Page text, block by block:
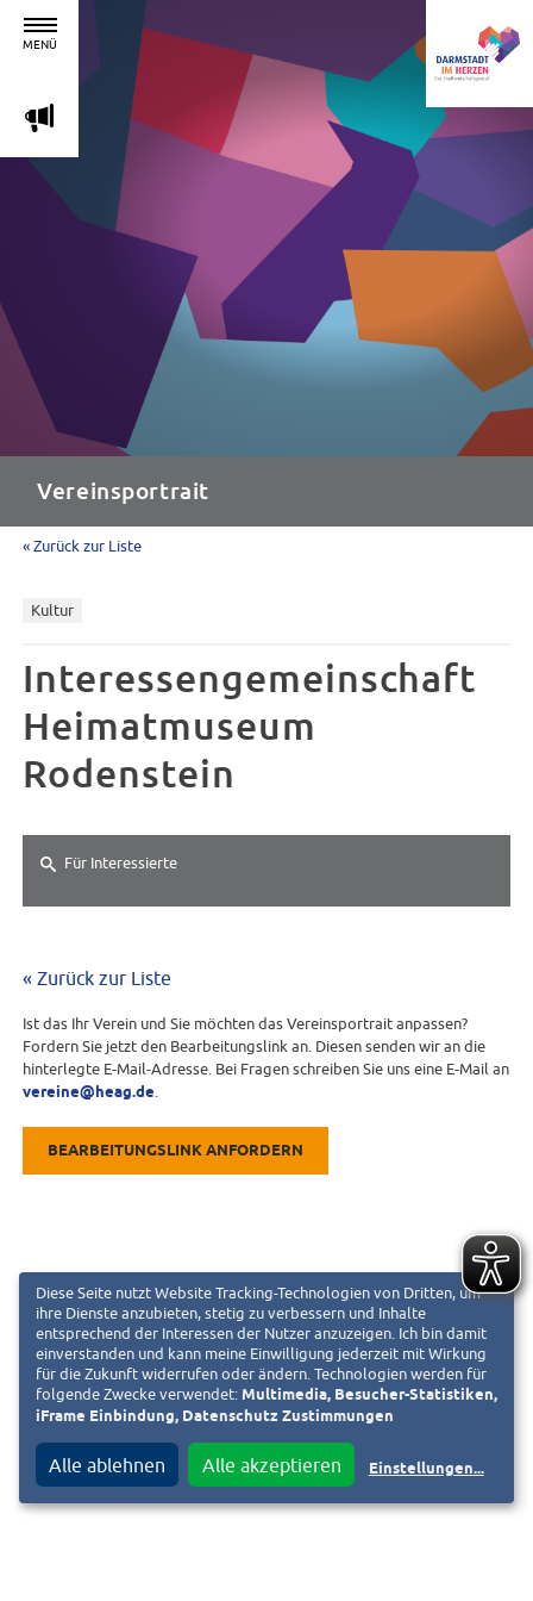
MENÜ
m
Vereinsportrait
« Zurück zur Liste
Kultur
Interessengemeinschaft
Heimatmuseum
Rodenstein
Für Interessierte
« Zurück zur Liste
Ist das Ihr Verein und Sie möchten das Vereinsportrait anpassen?
Fordern Sie jetzt den Bearbeitungslink an. Diesen senden wir an die
hinterlegte E-Mail-Adresse. Bei Fragen schreiben Sie uns eine E-Mail an
vereine@heag.de
BEARBEITUNGSLINK ANFORDERN
Diese Seite nutzt Website Tracking-Technologien von Dritten, um
ihre Dienste anzubieten, stetig zu verbessern und Inhalte
entsprechend der Interessen der Nutzer anzuzeigen. Ich bin damit
einverstanden und kann meine Einwilligung jederzeit mit Wirkung
für die Zukunft widerrufen oder ändern. Technologien werden für
folgende Zwecke verwendet: Multimedia, Besucher-Statistiken,
iFrame Einbindung, Datenschutz Zustimmungen
Alle ablehnen Alle akzeptieren Einstellungen...